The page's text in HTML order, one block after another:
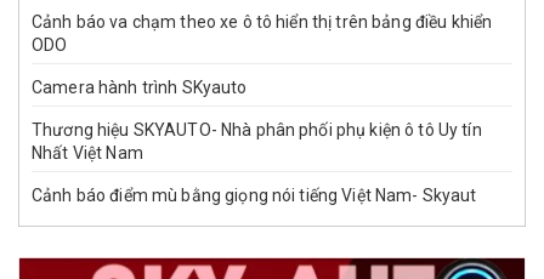
Cảnh báo va chạm theo xe ô tô hiển thị trên bảng điều khiển
ODO
Camera hành trình SKyauto
Thương hiệu SKYAUTO- Nhà phân phối phụ kiện ô tô Uy tín
Nhất Việt Nam
Cảnh báo điểm mù bằng giọng nói tiếng Việt Nam- Skyaut